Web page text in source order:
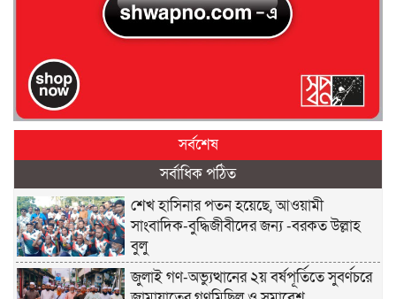
সর্বশেষ
সর্বাধিক পঠিত
শেখ হাসিনার পতন হয়েছে, আওয়ামী
সাংবাদিক-বুদ্ধিজীবীদের জন্য -বরকত উল্লাহ
বুলু
জুলাই গণ-অভ্যুত্থানের ২য় বর্ষপূর্তিতে সুবর্ণচরে